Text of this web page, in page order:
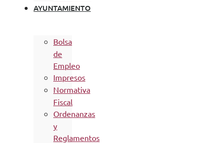
AYUNTAMIENTO
Bolsa
de
Empleo
Impresos
Normativa
Fiscal
Ordenanzas
y
Reglamentos